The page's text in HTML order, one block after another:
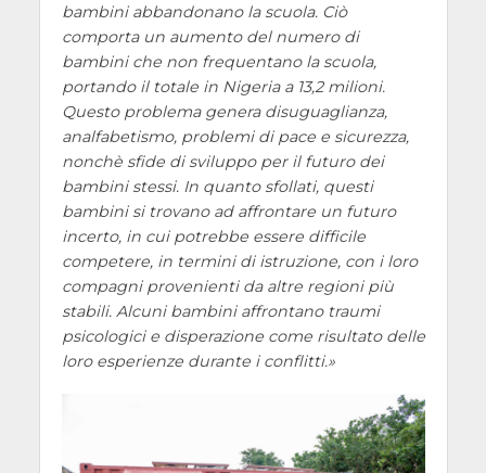
bambini abbandonano la scuola. Ciò
comporta un aumento del numero di
bambini che non frequentano la scuola,
portando il totale in Nigeria a 13,2 milioni.
Questo problema genera disuguaglianza,
analfabetismo, problemi di pace e sicurezza,
nonchè sfide di sviluppo per il futuro dei
bambini stessi. In quanto sfollati, questi
bambini si trovano ad affrontare un futuro
incerto, in cui potrebbe essere difficile
competere, in termini di istruzione, con i loro
compagni provenienti da altre regioni più
stabili. Alcuni bambini affrontano traumi
psicologici e disperazione come risultato delle
loro esperienze durante i conflitti.